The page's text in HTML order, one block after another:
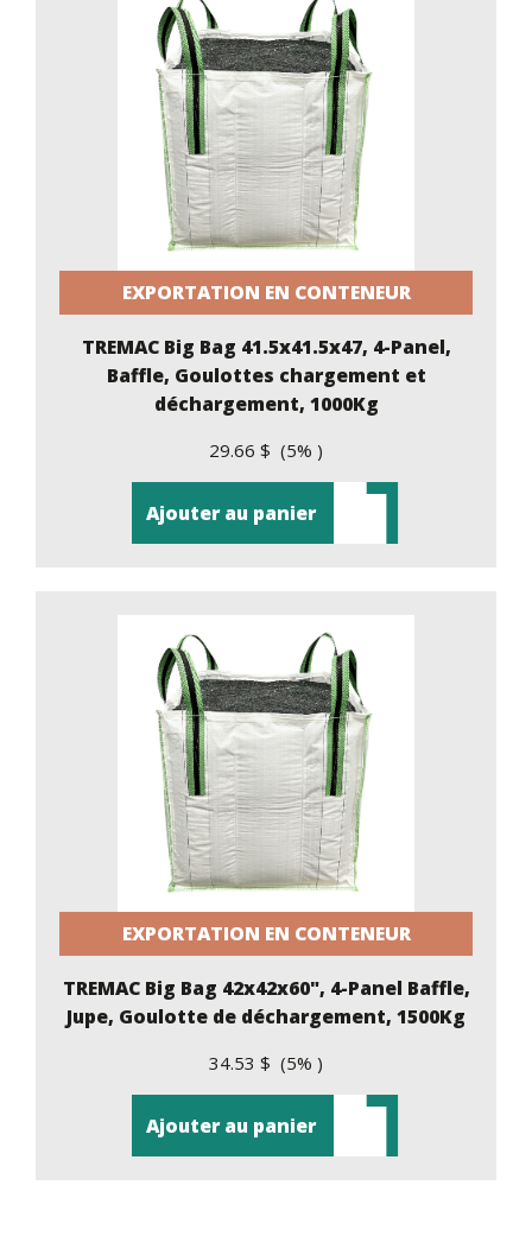
EXPORTATION EN CONTENEUR
TREMAC Big Bag 41.5x41.5x47, 4-Panel,
Baffle, Goulottes chargement et
déchargement, 1000Kg
29.66 $ (5% )
Ajouter au panier
EXPORTATION EN CONTENEUR
TREMAC Big Bag 42x42x60", 4-Panel Baffle,
Jupe, Goulotte de déchargement, 1500Kg
34.53 $ (5% )
Ajouter au panier